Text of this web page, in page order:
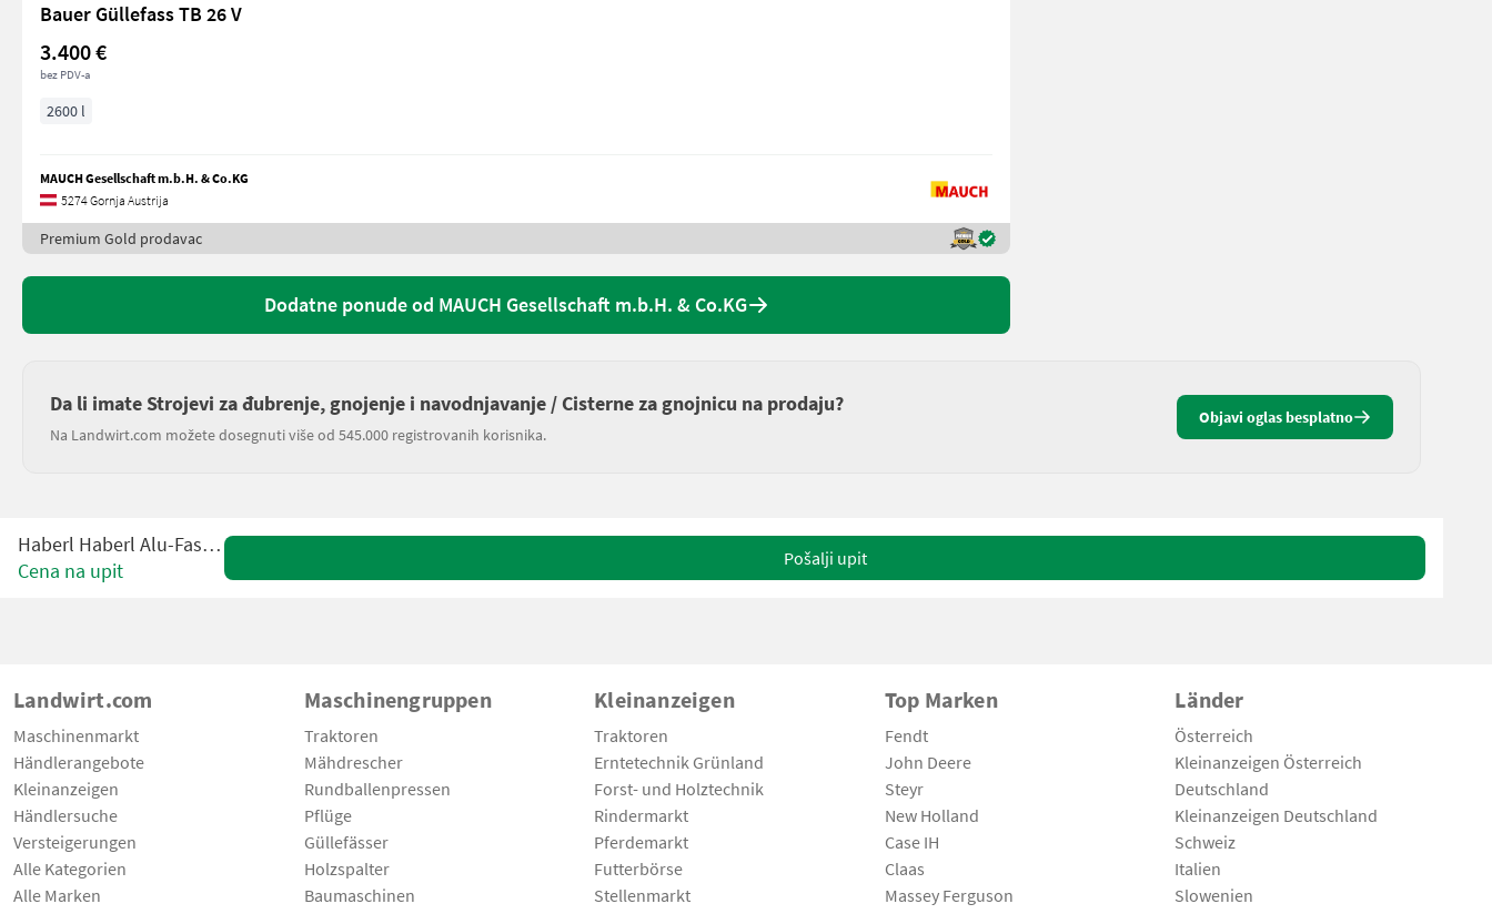
Bauer Güllefass TB 26 V
3.400 €
bez PDV-a
2600 l
MAUCH Gesellschaft m.b.H. & Co.KG
5274 Gornja Austrija
Premium Gold prodavac
Dodatne ponude od MAUCH Gesellschaft m.b.H. & Co.KG
Da li imate Strojevi za đubrenje, gnojenje i navodnjavanje / Cisterne za gnojnicu na prodaju?
Na Landwirt.com možete dosegnuti više od 545.000 registrovanih korisnika.
Objavi oglas besplatno
Haberl Haberl Alu-Fass 6500l
Cena na upit
Pošalji upit
Landwirt.com
Maschinenmarkt
Händlerangebote
Kleinanzeigen
Händlersuche
Versteigerungen
Alle Kategorien
Alle Marken
Maschinengruppen
Traktoren
Mähdrescher
Rundballenpressen
Pflüge
Güllefässer
Holzspalter
Baumaschinen
Kleinanzeigen
Traktoren
Erntetechnik Grünland
Forst- und Holztechnik
Rindermarkt
Pferdemarkt
Futterbörse
Stellenmarkt
Top Marken
Fendt
John Deere
Steyr
New Holland
Case IH
Claas
Massey Ferguson
Länder
Österreich
Kleinanzeigen Österreich
Deutschland
Kleinanzeigen Deutschland
Schweiz
Italien
Slowenien